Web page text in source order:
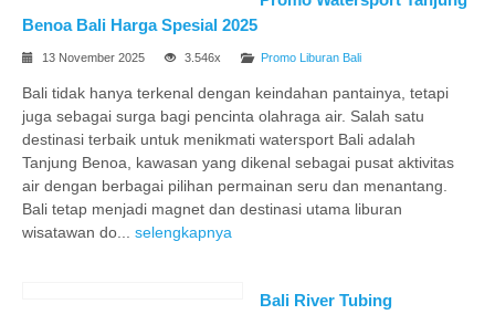
Benoa Bali Harga Spesial 2025
13 November 2025 3.546x Promo Liburan Bali
Bali tidak hanya terkenal dengan keindahan pantainya, tetapi
juga sebagai surga bagi pencinta olahraga air. Salah satu
destinasi terbaik untuk menikmati watersport Bali adalah
Tanjung Benoa, kawasan yang dikenal sebagai pusat aktivitas
air dengan berbagai pilihan permainan seru dan menantang.
Bali tetap menjadi magnet dan destinasi utama liburan
wisatawan do... selengkapnya
Bali River Tubing